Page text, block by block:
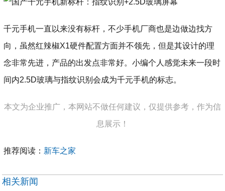
千元手机一直以来没有标杆，不少手机厂商也是边做边找方
向，虽然红辣椒X1硬件配置方面并不领先，但是其设计的理
念非常先进，产品的出发点非常好。小编个人感觉未来一段时
间内2.5D玻璃与指纹识别会成为千元手机的标志。
本文为企业推广，本网站不做任何建议，仅提供参考，作为信
息展示！
推荐阅读： 新车之家
相关新闻